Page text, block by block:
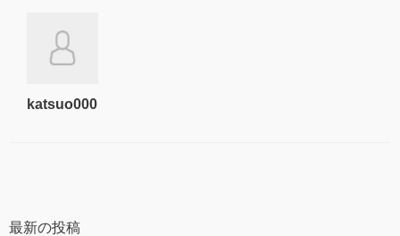
katsuo000
最新の投稿